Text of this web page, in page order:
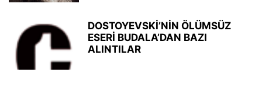
DOSTOYEVSKİ’NİN ÖLÜMSÜZ
ESERİ BUDALA’DAN BAZI
ALINTILAR